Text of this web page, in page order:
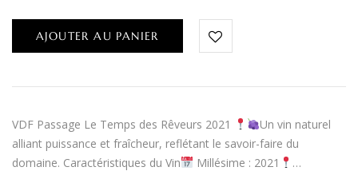
AJOUTER AU PANIER
VDF Passage Le Temps des Rêveurs 2021
Un vin naturel
alliant puissance et fraîcheur, reflétant le savoir-faire du
domaine. Caractéristiques du Vin
Millésime : 2021 …